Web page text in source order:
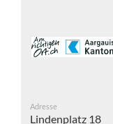
Adresse
Lindenplatz 18